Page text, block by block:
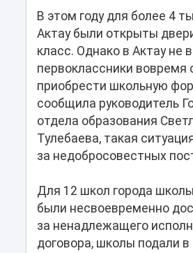
В этом году для более 4
Актау были открыты
класс. Однако в Актау не
первоклассники вовремя
приобрести школьную
сообщила руководитель
отдела образования
Тулебаева, такая
за недобросовестных
Для 12 школ города
были несвоевременно
за ненадлежащего
договора, школы подали в